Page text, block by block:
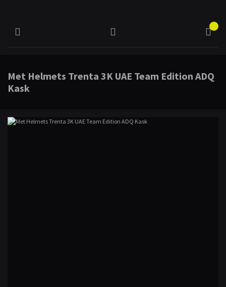
Met Helmets Trenta 3K UAE Team Edition ADQ
Kask